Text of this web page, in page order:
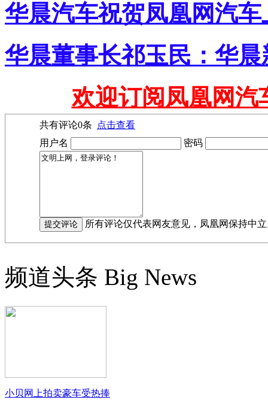
华晨汽车祝贺凤凰网汽
华晨董事长祁玉民：华
欢迎订阅凤凰网汽
共有评论0条
点击查看
用户名
密码
所有评论仅代表网友意见，凤凰网保持中
频道头条 Big News
小贝网上拍卖豪车受热捧